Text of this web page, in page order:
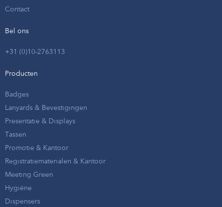
Contact
Bel ons
+31 (0)10-2763113
Producten
Badges
Lanyards & Bevestigingen
Presentatie & Displays
Tassen
Promotie & Kantoor
Registratiematerialen & Kantoor
Meeting Green
Hygiëne
Dispensers